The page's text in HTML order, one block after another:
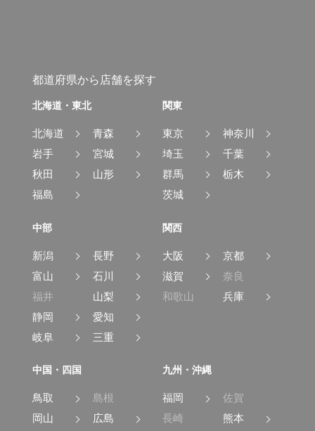
都道府県から店舗を探す
北海道・東北
北海道
青森
岩手
宮城
秋田
山形
福島
関東
東京
神奈川
埼玉
千葉
群馬
栃木
茨城
中部
新潟
長野
富山
石川
福井
山梨
静岡
愛知
岐阜
三重
関西
大阪
京都
滋賀
奈良
和歌山
兵庫
中国・四国
鳥取
島根
岡山
広島
九州・沖縄
福岡
佐賀
長崎
熊本